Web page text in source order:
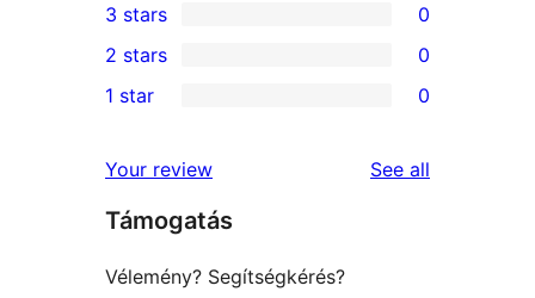
star
reviews
4-
star
reviews
0
3-
star
3 stars 0
2-
reviews
2 stars 0
star
reviews
1 star 0
Your review See all
Támogatás
Vélemény? Segítségkérés?